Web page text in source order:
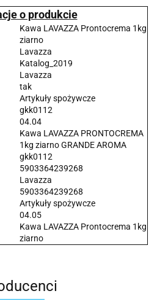
o produkcie
Kawa LAVAZZA Prontocrema 1kg
ziarno
Lavazza
Katalog_2019
Lavazza
tak
Artykuły spożywcze
gkk0112
04.04
Kawa LAVAZZA PRONTOCREMA
1kg ziarno GRANDE AROMA
gkk0112
5903364239268
Lavazza
5903364239268
Artykuły spożywcze
04.05
Kawa LAVAZZA Prontocrema 1kg
ziarno